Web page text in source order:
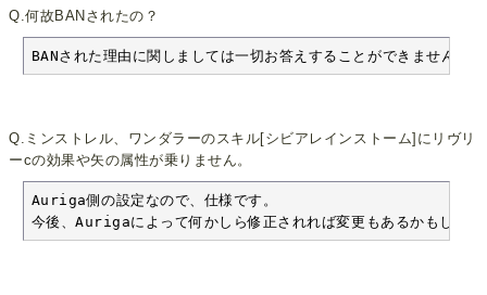
Q.何故BANされたの？
BANされた理由に関しましては一切お答えすることができません。
Q.ミンストレル、ワンダラーのスキル[シビアレインストーム]にリヴリ
ーcの効果や矢の属性が乗りません。
Auriga側の設定なので、仕様です。
今後、Aurigaによって何かしら修正されれば変更もあるかもしれま